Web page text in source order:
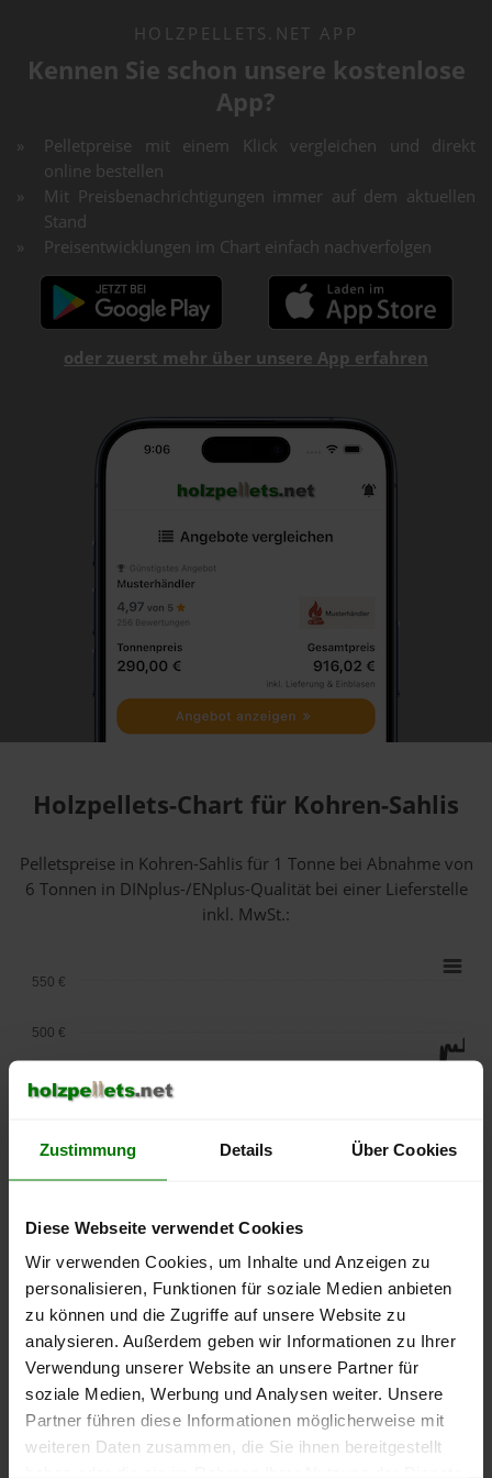
Zustimmung Details Über Cookies
Diese Webseite verwendet Cookies
Wir verwenden Cookies, um Inhalte und Anzeigen zu
personalisieren, Funktionen für soziale Medien anbieten
zu können und die Zugriffe auf unsere Website zu
analysieren. Außerdem geben wir Informationen zu Ihrer
Verwendung unserer Website an unsere Partner für
soziale Medien, Werbung und Analysen weiter. Unsere
Partner führen diese Informationen möglicherweise mit
weiteren Daten zusammen, die Sie ihnen bereitgestellt
HOLZPELLETS.NET APP
Kennen Sie schon unsere kostenlose
App?
Pelletpreise mit einem Klick vergleichen und direkt
online bestellen
Mit Preisbenachrichtigungen immer auf dem aktuellen
Stand
Preisentwicklungen im Chart einfach nachverfolgen
oder zuerst mehr über unsere App erfahren
Holzpellets-Chart für Kohren-Sahlis
Pelletspreise in Kohren-Sahlis für 1 Tonne bei Abnahmevon
6 Tonnen in DINplus-/ENplus-Qualität bei einer Lieferstelle
inkl. MwSt.:
lose Ware
2025
2026
2026
250 €
300 €
350 €
450 €
500 €
550 €
Die aktuelle Preisentwicklung für Holzpellets in Deutschland
können Sie jederzeit auf unsererPelletspreise-Seite
nachvollziehen.